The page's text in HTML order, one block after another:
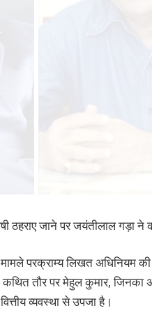
जाने पर जयंतीलाल गड़ा ने
मामले परक्राम्य लिखत अधिनियम
तौर पर मेहुल कुमार, जिनका
व्यवस्था से उपजा है।